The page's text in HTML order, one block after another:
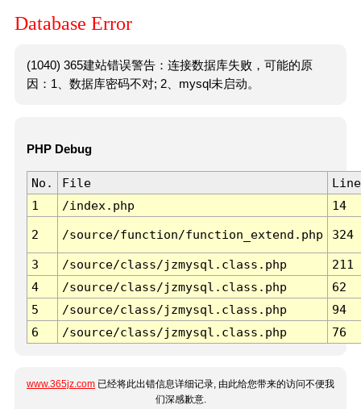
Database Error
(1040) 365建站错误警告：连接数据库失败，可能的原
因：1、数据库密码不对; 2、mysql未启动。
PHP Debug
No. File
Line
1
/index.php 14
2 /source/function/function_extend.php 324
3 /source/class/jzmysql.class.php
211
4
/source/class/jzmysql.class.php
62
5
/source/class/jzmysql.class.php
94
6
/source/class/jzmysql.class.php 76
www.365jz.com 已经将此出错信息详细记录, 由此给您带来的访问不便我
们深感歉意.